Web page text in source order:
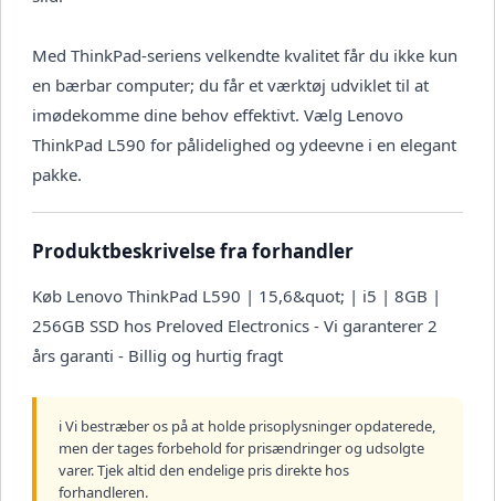
Med ThinkPad-seriens velkendte kvalitet får du ikke kun
en bærbar computer; du får et værktøj udviklet til at
imødekomme dine behov effektivt. Vælg Lenovo
ThinkPad L590 for pålidelighed og ydeevne i en elegant
pakke.
Produktbeskrivelse fra forhandler
Køb Lenovo ThinkPad L590 | 15,6&quot; | i5 | 8GB |
256GB SSD hos Preloved Electronics - Vi garanterer 2
års garanti - Billig og hurtig fragt
ℹ️ Vi bestræber os på at holde prisoplysninger opdaterede,
men der tages forbehold for prisændringer og udsolgte
varer. Tjek altid den endelige pris direkte hos
forhandleren.